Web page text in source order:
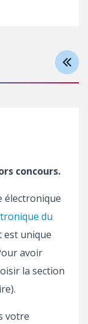
concours.
électronique
du
est unique
avoir
la section
votre